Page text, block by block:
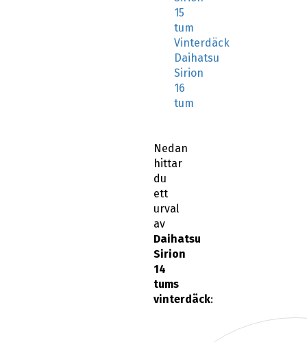
15
tum
Vinterdäck
Daihatsu
Sirion
16
tum
Nedan
hittar
du
ett
urval
av
Daihatsu
Sirion
14
tums
vinterdäck: